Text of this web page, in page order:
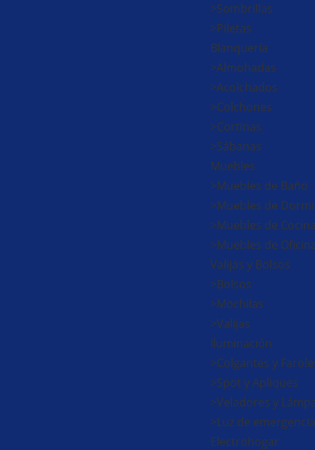
>Sombrillas
>Piletas
Blanquería
>Almohadas
>Acolchados
>Colchones
>Cortinas
>Sábanas
Muebles
>Muebles de Baño
>Muebles de
>Muebles de Cocina
>Muebles de
Valijas y Bolsos
>Bolsos
>Mochilas
>Valijas
Iluminación
>Colgantes y
>Spot y Apliques
>Veladores y
>Luz de emergencia
Electrohogar